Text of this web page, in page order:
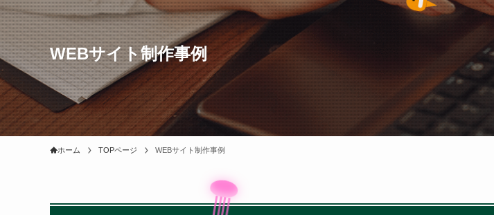
WEBサイト制作事例
ホーム TOPページ WEBサイト制作事例